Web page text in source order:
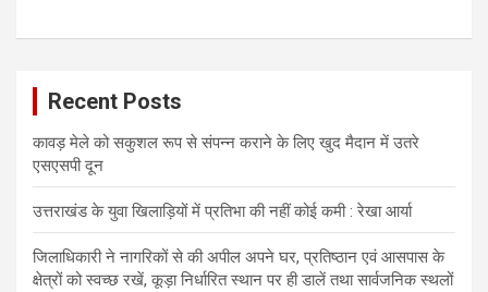
Recent Posts
कावड़ मेले को सकुशल रूप से संपन्न कराने के लिए खुद मैदान में उतरे
एसएसपी दून
उत्तराखंड के युवा खिलाड़ियों में प्रतिभा की नहीं कोई कमी : रेखा आर्या
जिलाधिकारी ने नागरिकों से की अपील अपने घर, प्रतिष्ठान एवं आसपास के
क्षेत्रों को स्वच्छ रखें, कूड़ा निर्धारित स्थान पर ही डालें तथा सार्वजनिक स्थलों